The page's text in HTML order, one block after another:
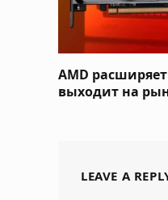
AMD
выходит на
LEAVE A